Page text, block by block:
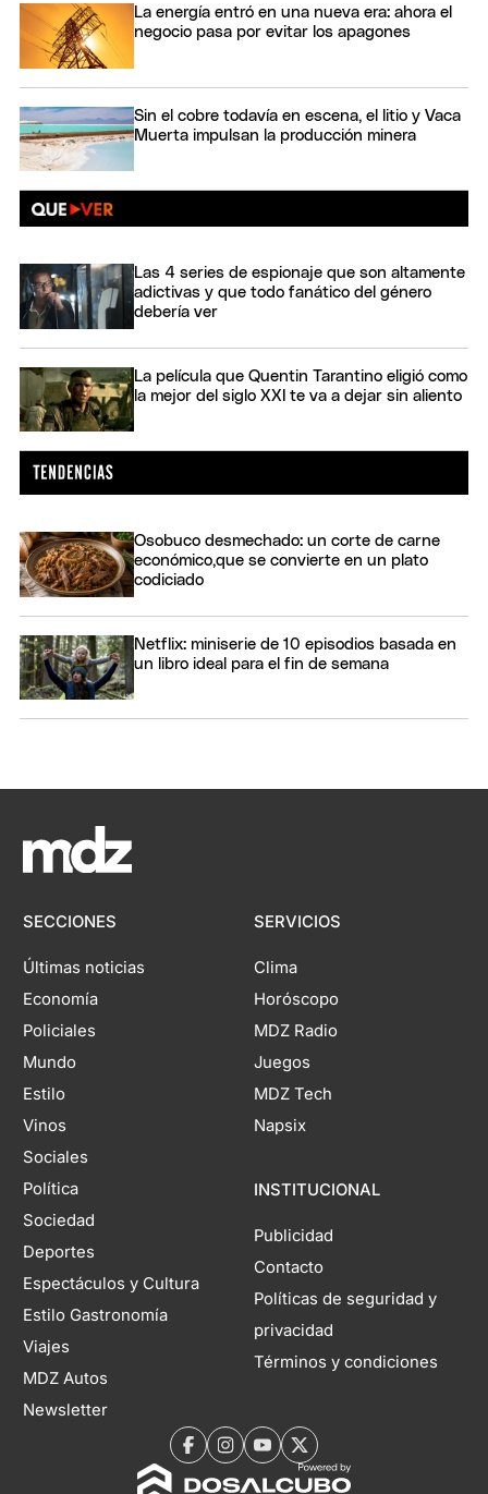
La energía entró en una nueva era: ahora el
negocio pasa por evitar los apagones
Sin el cobre todavía en escena, el litio y Vaca
Muerta impulsan la producción minera
Las 4 series de espionaje que son altamente
adictivas y que todo fanático del género
debería ver
La película que Quentin Tarantino eligió como
la mejor del siglo XXI te va a dejar sin aliento
Osobuco desmechado: un corte de carne
económico,que se convierte en un plato
codiciado
Netflix: miniserie de 10 episodios basada en
un libro ideal para el fin de semana
SECCIONES
Últimas noticias
Economía
Policiales
Mundo
Estilo
Vinos
Sociales
Política
Sociedad
Deportes
Espectáculos y Cultura
Estilo Gastronomía
Viajes
MDZ Autos
Newsletter
SERVICIOS
Clima
Horóscopo
MDZ Radio
Juegos
MDZ Tech
Napsix
INSTITUCIONAL
Publicidad
Contacto
Políticas de seguridad y
privacidad
Términos y condiciones